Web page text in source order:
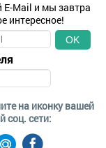
E-Mail и мы завтра
интересное!
OK
на иконку вашей
соц. сети: